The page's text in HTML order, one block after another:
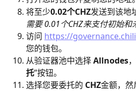
将至少0.02个CHZ发送到该地
需要 0.01个CHZ来支付初始和
访问 https://
您的钱包。
从验证器池中选择 Allnodes
托”按钮。
选择您要委托的 CHZ金额，然